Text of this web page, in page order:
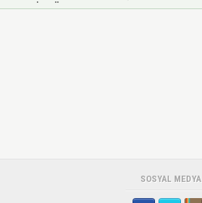
bavullar
SOSYAL MEDYA